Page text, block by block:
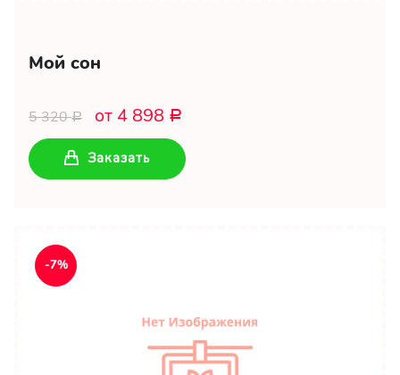
Мой сон
5 320Р от 4 898 Р
Заказать
-7%